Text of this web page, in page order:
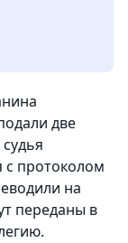
две
протоколом
на
переданы в